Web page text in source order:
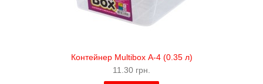
Контейнер Multibox А-4 (0.35 л)
11.30 грн.